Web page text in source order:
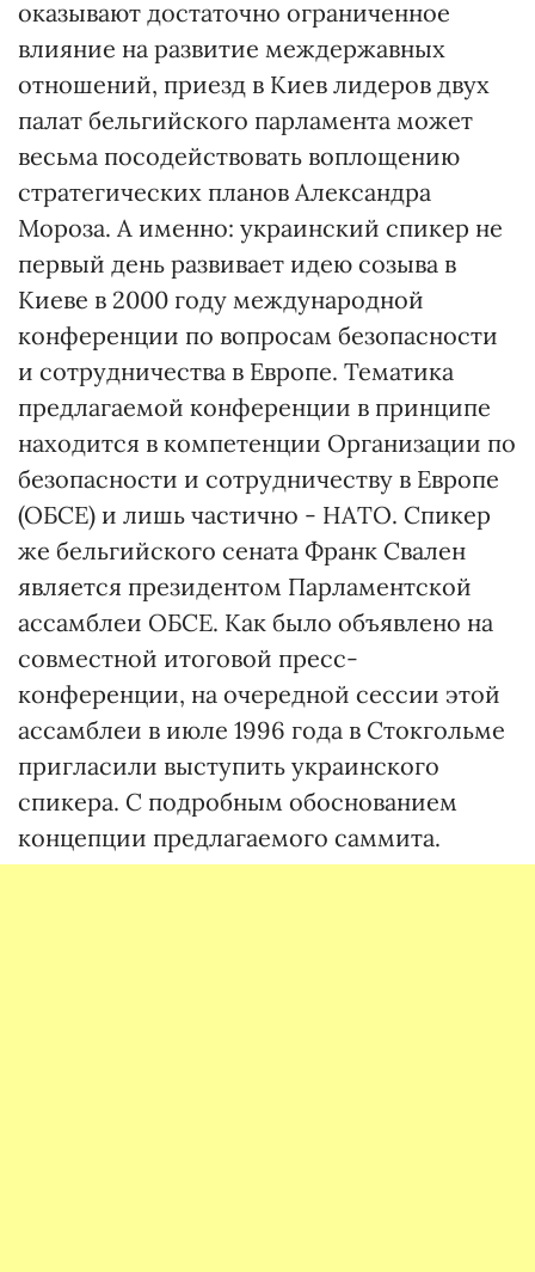
оказывают достаточно ограниченное
влияние на развитие междержавных
отношений, приезд в Киев лидеров двух
палат бельгийского парламента может
весьма посодействовать воплощению
стратегических планов Александра
Мороза. А именно: украинский спикер не
первый день развивает идею созыва в
Киеве в 2000 году международной
конференции по вопросам безопасности
и сотрудничества в Европе. Тематика
предлагаемой конференции в принципе
находится в компетенции Организации по
безопасности и сотрудничеству в Европе
(ОБСЕ) и лишь частично - НАТО. Спикер
же бельгийского сената Франк Свален
является президентом Парламентской
ассамблеи ОБСЕ. Как было объявлено на
совместной итоговой пресс-
конференции, на очередной сессии этой
ассамблеи в июле 1996 года в Стокгольме
пригласили выступить украинского
спикера. С подробным обоснованием
концепции предлагаемого саммита.